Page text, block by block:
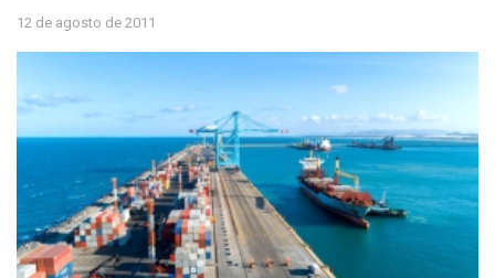
12 de agosto de 2011